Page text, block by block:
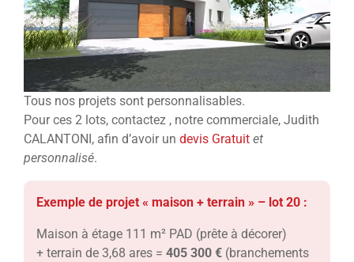
Tous nos projets sont personnalisables.
Pour ces 2 lots, contactez , notre commerciale, Judith
CALANTONI, afin d’avoir un devis Gratuit et
personnalisé.
Exemple de projet « maison + terrain » – lot 20 :
Maison à étage 111 m² PAD (prête à décorer)
+ terrain de 3,68 ares = 405 300 € (branchements